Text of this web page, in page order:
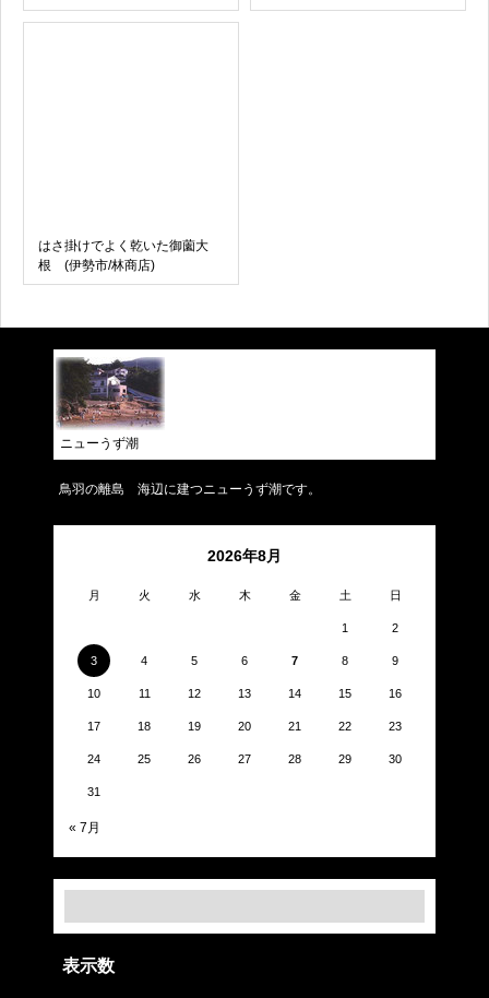
はさ掛けでよく乾いた御薗大
根 (伊勢市/林商店)
ニューうず潮
鳥羽の離島 海辺に建つニューうず潮です。
2026年8月
月 火 水 木 金 土 日
1 2
3 4 5 6 7 8 9
10 11 12 13 14 15 16
17 18 19 20 21 22 23
24 25 26 27 28 29 30
31
« 7月
表示数